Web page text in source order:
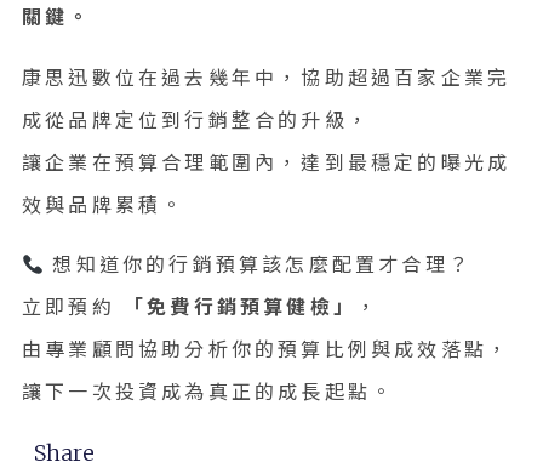
關鍵。
康思迅數位在過去幾年中，協助超過百家企業完
成從品牌定位到行銷整合的升級，
讓企業在預算合理範圍內，達到最穩定的曝光成
效與品牌累積。
想知道你的行銷預算該怎麼配置才合理？
立即預約
「免費行銷預算健檢」
，
由專業顧問協助分析你的預算比例與成效落點，
讓下一次投資成為真正的成長起點。
Share